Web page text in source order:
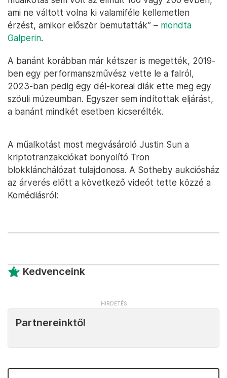
ami ne váltott volna ki valamiféle kellemetlen
érzést, amikor először bemutatták” – mondta
Galperin.
A banánt korábban már kétszer is megették, 2019-
ben egy performanszművész vette le a falról,
2023-ban pedig egy dél-koreai diák ette meg egy
szöuli múzeumban. Egyszer sem indítottak eljárást,
a banánt mindkét esetben kicserélték.
A műalkotást most megvásároló Justin Sun a
kriptotranzakciókat bonyolító Tron
blokklánchálózat tulajdonosa. A Sotheby aukciósház
az árverés előtt a következő videót tette közzé a
Komédiásról:
Kedvenceink
Partnereinktől